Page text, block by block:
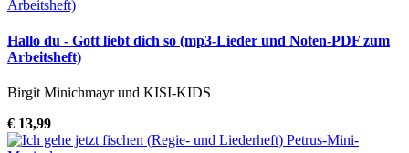
Hallo du - Gott liebt dich so (mp3-Lieder und Noten-PDF zum
Arbeitsheft)
Birgit Minichmayr und KISI-KIDS
€ 13,99